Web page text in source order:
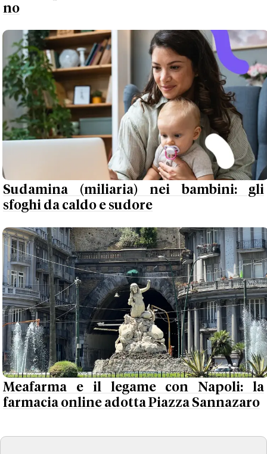
no
Sudamina (miliaria) nei bambini: gli
sfoghi da caldo e sudore
Meafarma e il legame con Napoli: la
farmacia online adotta Piazza Sannazaro